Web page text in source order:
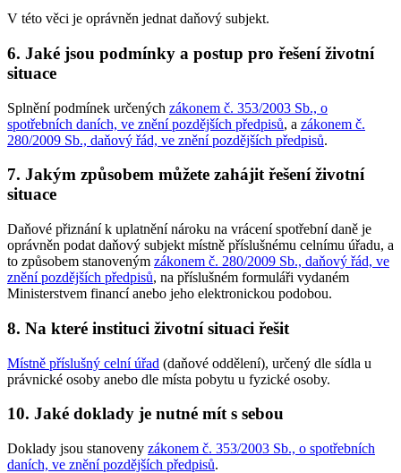
V této věci je oprávněn jednat daňový subjekt.
6. Jaké jsou podmínky a postup pro řešení životní
situace
Splnění podmínek určených zákonem č. 353/2003 Sb., o
spotřebních daních, ve znění pozdějších předpisů, a zákonem č.
280/2009 Sb., daňový řád, ve znění pozdějších předpisů.
7. Jakým způsobem můžete zahájit řešení životní
situace
Daňové přiznání k uplatnění nároku na vrácení spotřební daně je
oprávněn podat daňový subjekt místně příslušnému celnímu úřadu, a
to způsobem stanoveným zákonem č. 280/2009 Sb., daňový řád, ve
znění pozdějších předpisů, na příslušném formuláři vydaném
Ministerstvem financí anebo jeho elektronickou podobou.
8. Na které instituci životní situaci řešit
Místně příslušný celní úřad (daňové oddělení), určený dle sídla u
právnické osoby anebo dle místa pobytu u fyzické osoby.
10. Jaké doklady je nutné mít s sebou
Doklady jsou stanoveny zákonem č. 353/2003 Sb., o spotřebních
daních, ve znění pozdějších předpisů.